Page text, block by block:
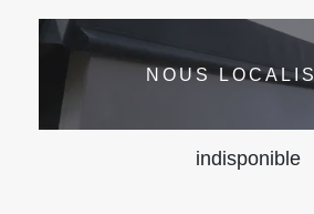
NOUS
indisponible